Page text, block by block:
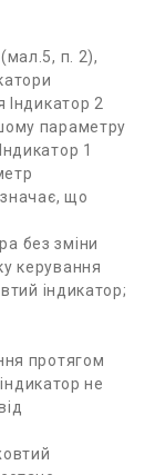
п. 2),
Індикатор 2
параметру
1
що
без зміни
керування
індикатор;
протягом
не